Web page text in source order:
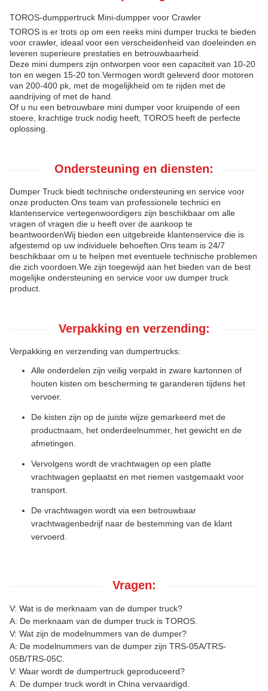
TOROS-dumppertruck Mini-dumpper voor Crawler
TOROS is er trots op om een reeks mini dumper trucks te bieden
voor crawler, ideaal voor een verscheidenheid van doeleinden.en
leveren superieure prestaties en betrouwbaarheid.
Deze mini dumpers zijn ontworpen voor een capaciteit van 10-20
ton en wegen 15-20 ton.Vermogen wordt geleverd door motoren
van 200-400 pk, met de mogelijkheid om te rijden met de
aandrijving of met de hand.
Of u nu een betrouwbare mini dumper voor kruipende of een
stoere, krachtige truck nodig heeft, TOROS heeft de perfecte
oplossing.
Ondersteuning en diensten:
Dumper Truck biedt technische ondersteuning en service voor
onze producten.Ons team van professionele technici en
klantenservice vertegenwoordigers zijn beschikbaar om alle
vragen of vragen die u heeft over de aankoop te
beantwoordenWij bieden een uitgebreide klantenservice die is
afgestemd op uw individuele behoeften.Ons team is 24/7
beschikbaar om u te helpen met eventuele technische problemen
die zich voordoen.We zijn toegewijd aan het bieden van de best
mogelijke ondersteuning en service voor uw dumper truck
product.
Verpakking en verzending:
Verpakking en verzending van dumpertrucks:
Alle onderdelen zijn veilig verpakt in zware kartonnen of
houten kisten om bescherming te garanderen tijdens het
vervoer.
De kisten zijn op de juiste wijze gemarkeerd met de
productnaam, het onderdeelnummer, het gewicht en de
afmetingen.
Vervolgens wordt de vrachtwagen op een platte
vrachtwagen geplaatst en met riemen vastgemaakt voor
transport.
De vrachtwagen wordt via een betrouwbaar
vrachtwagenbedrijf naar de bestemming van de klant
vervoerd.
Vragen:
V: Wat is de merknaam van de dumper truck?
A: De merknaam van de dumper truck is TOROS.
V: Wat zijn de modelnummers van de dumper?
A: De modelnummers van de dumper zijn TRS-05A/TRS-
05B/TRS-05C.
V: Waar wordt de dumpertruck geproduceerd?
A: De dumper truck wordt in China vervaardigd.